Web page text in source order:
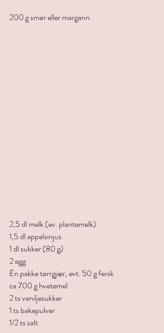
200 g smør eller margarin
2,5 dl melk (ev. plantemelk)
1,5 dl appelsinjus
1 dl sukker (80 g)
2 egg
Èn pakke tørrgjær, evt. 50 g fersk
ca 700 g hvetemel
2 ts vaniljesukker
1 ts bakepulver
1/2 ts salt